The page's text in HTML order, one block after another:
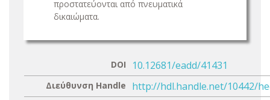
προστατεύονται από πνευματικά
δικαιώματα.
DOI 10.12681/eadd/41431
Διεύθυνση Handle http://hdl.handle.net/10442/